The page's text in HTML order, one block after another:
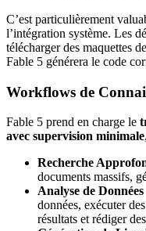
C’est particulièrement
l’intégration système. Les
télécharger des maquettes
Fable 5 générera le code
Workflows de
Fable 5 prend en charge le
avec supervision minimale
Recherche
documents massifs,
Analyse de Données
données, exécuter
résultats et rédiger